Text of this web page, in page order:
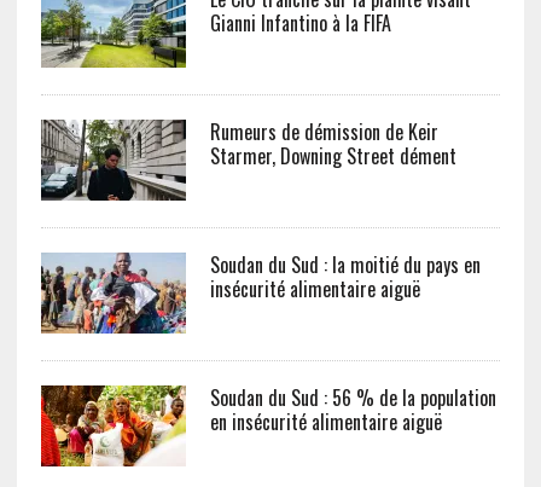
Gianni Infantino à la FIFA
Rumeurs de démission de Keir
Starmer, Downing Street dément
Soudan du Sud : la moitié du pays en
insécurité alimentaire aiguë
Soudan du Sud : 56 % de la population
en insécurité alimentaire aiguë